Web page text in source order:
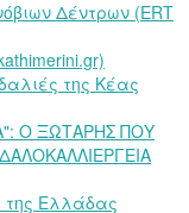
Δέντρων (ERT
της Κέας
Ο ΞΩΤΑΡΗΣ ΠΟΥ
της Ελλάδας